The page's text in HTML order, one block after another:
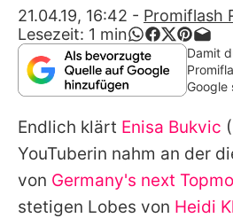
App
Team
Redaktionelle
21.04.19, 16:42 - Promiflash
Lesezeit: 1 min
Damit
Google
Endlich klärt Enisa Bukvic
YouTuberin nahm an der
von Germany's next
stetigen Lobes von Heidi